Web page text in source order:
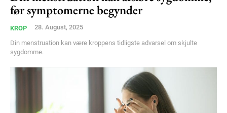
Member full access
100DKK / year
Ut mollis pellentesque tortor
før symptomerne begynder
KROP 28. August, 2025
Din menstruation kan være kroppens tidligste advarsel om skjulte
sygdomme.